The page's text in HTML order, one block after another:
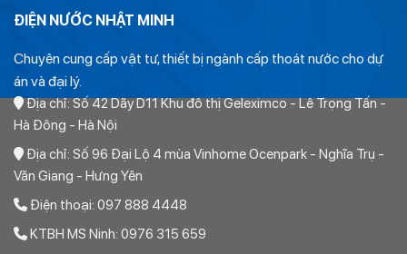
ĐIỆN NƯỚC NHẬT MINH
Chuyên cung cấp vật tư, thiết bị ngành cấp thoát nước cho dự
án và đại lý.
Địa chỉ: Số 42 Dãy D11 Khu đô thị Geleximco - Lê Trọng Tấn -
Hà Đông - Hà Nội
Địa chỉ: Số 96 Đại Lộ 4 mùa Vinhome Ocenpark - Nghĩa Trụ -
Văn Giang - Hưng Yên
Điện thoại: 097 888 4448
KTBH MS Ninh: 0976 315 659